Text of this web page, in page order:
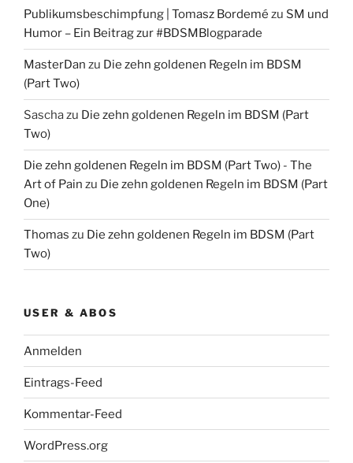
Publikumsbeschimpfung | Tomasz Bordemé zu SM und
Humor – Ein Beitrag zur #BDSMBlogparade
MasterDan zu Die zehn goldenen Regeln im BDSM
(Part Two)
Saschazu Die zehn goldenen Regeln im BDSM (Part
Two)
Die zehn goldenen Regeln im BDSM (Part Two) - The
Art of Pain zu Die zehn goldenen Regeln im BDSM (Part
One)
Thomas zu Die zehn goldenen Regeln im BDSM (Part
Two)
USER & ABOS
Anmelden
Eintrags-Feed
Kommentar-Feed
WordPress.org